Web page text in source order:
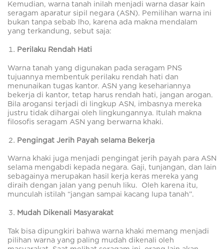
Kemudian, warna tanah inilah menjadi warna dasar kain
seragam aparatur sipil negara (ASN). Pemilihan warna ini
bukan tanpa sebab lho, karena ada makna mendalam
yang terkandung, sebut saja:
Perilaku Rendah Hati
Warna tanah yang digunakan pada seragam PNS
tujuannya membentuk perilaku rendah hati dan
menunaikan tugas kantor. ASN yang kesehariannya
bekerja di kantor, tetap harus rendah hati, jangan arogan.
Bila arogansi terjadi di lingkup ASN, imbasnya mereka
justru tidak dihargai oleh lingkungannya. Itulah makna
filosofis seragam ASN yang berwarna khaki.
Pengingat Jerih Payah selama Bekerja
Warna khaki juga menjadi pengingat jerih payah para ASN
selama mengabdi kepada negara. Gaji, tunjangan, dan lain
sebagainya merupakan hasil kerja keras mereka yang
diraih dengan jalan yang penuh liku. Oleh karena itu,
munculah istilah “jangan sampai kacang lupa tanah”.
Mudah Dikenali Masyarakat
Tak bisa dipungkiri bahwa warna khaki memang menjadi
pilihan warna yang paling mudah dikenali oleh